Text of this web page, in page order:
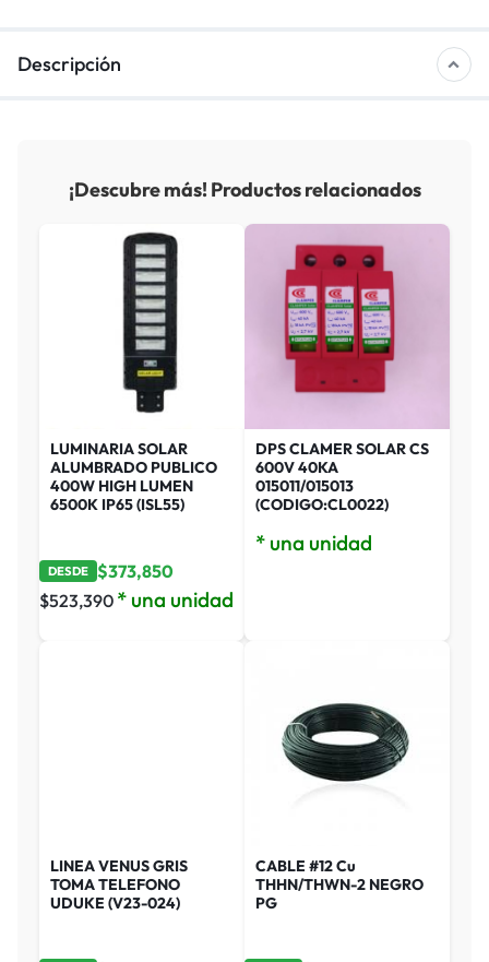
Descripción
¡Descubre más! Productos relacionados
LUMINARIA SOLAR
ALUMBRADO PUBLICO
400W HIGH LUMEN
6500K IP65 (ISL55)
DESDE $373,850
$523,390 * una unidad
DPS CLAMER SOLAR CS
600V 40KA
015011/015013
(CODIGO:CL0022)
* una unidad
LINEA VENUS GRIS
TOMA TELEFONO
UDUKE (V23-024)
CABLE #12 Cu
THHN/THWN-2 NEGRO
PG